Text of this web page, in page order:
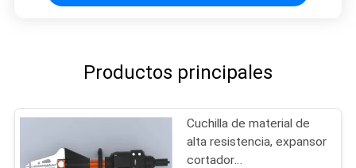
Productos principales
Cuchilla de material de
alta resistencia, expansor
cortador